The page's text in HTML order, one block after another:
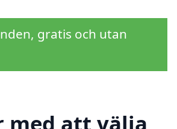
gratis och utan